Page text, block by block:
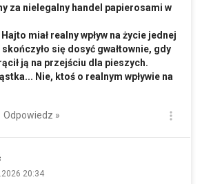
za nielegalny handel papierosami w
miał realny wpływ na życie jednej
się dosyć gwałtownie, gdy
ją na przejściu dla pieszych.
Nie, ktoś o realnym wpływie na
Odpowiedz »
20:34